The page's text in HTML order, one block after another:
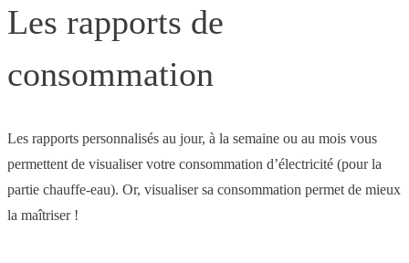
Les rapports de
consommation
Les rapports personnalisés au jour, à la semaine ou au mois vous
permettent de visualiser votre consommation d’électricité (pour la
partie chauffe-eau). Or, visualiser sa consommation permet de mieux
la maîtriser !